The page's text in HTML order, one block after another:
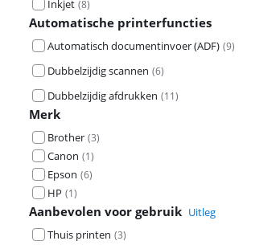
Inkjet (8)
Automatische printerfuncties
Automatisch documentinvoer (ADF) (9)
Dubbelzijdig scannen (6)
Dubbelzijdig afdrukken (11)
Merk
Brother (3)
Canon (1)
Epson (6)
HP (1)
Aanbevolen voor gebruik Uitleg
Thuis printen (3)